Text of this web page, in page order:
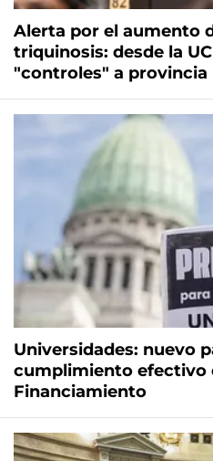
Alerta por el aumento
triquinosis: desde la
"controles" a provincia
Universidades: nuevo
cumplimiento efectivo
Financiamiento